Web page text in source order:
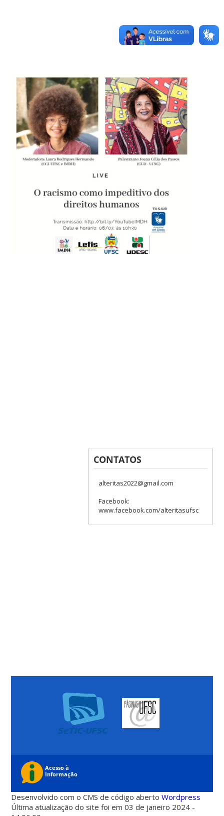
CONTATOS
alteritas2022@gmail.com
Facebook:
www.facebook.com/alteritasufsc
Desenvolvido com o CMS de código abertoWordpress
Última atualização do site foi em 03 de janeiro 2024 -